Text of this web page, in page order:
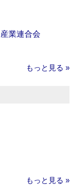
業連合会
もっと見る »
もっと見る »